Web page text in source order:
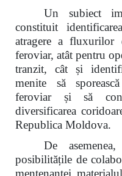
Un subiect
constituit
atragere a fluxurilor
feroviar, atât pentru
tranzit, cât și
menite să
feroviar și să
diversificarea
Republica Moldova.
De
posibilitățile de
mentenanței